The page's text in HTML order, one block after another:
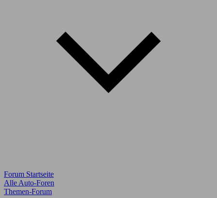
Forum Startseite
Alle Auto-Foren
Themen-Forum